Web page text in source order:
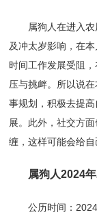
属狗人在进入农历
及冲太岁影响，在
时间工作发展受阻
压与挑衅。所以说
事规划，积极去提
展。此外，社交方
缠，这样可能会给自
属狗人2024
公历时间：2024